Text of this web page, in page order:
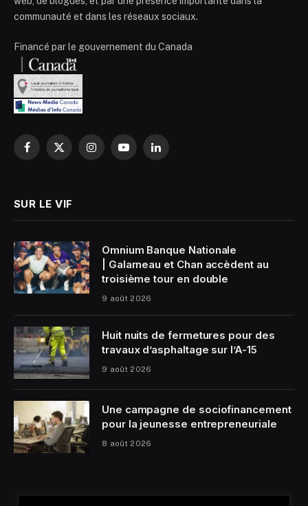
communauté et dans les réseaux sociaux.
Financé par le gouvernement du Canada
Facebook
X
InstagramYouTubeLinkedIn
SUR LE VIF
Omnium Banque Nationale
| Galarneau et Chan accèdent au
troisième tour en double
9 août 2026
Huit nuits de fermetures pour des
travaux d’asphaltage sur l’A-15
9 août 2026
Une campagne de sociofinancement
pour la jeunesse entrepreneuriale
8 août 2026